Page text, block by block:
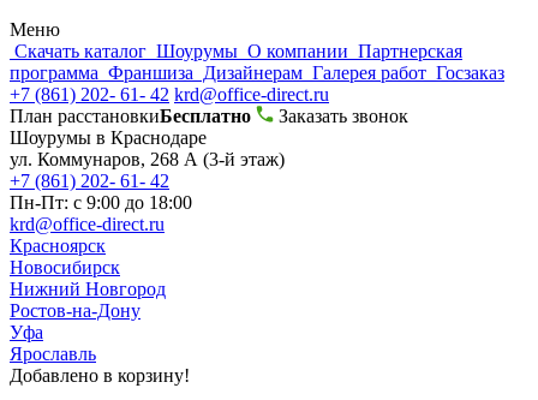
Меню
Скачать каталог Шоурумы О компании Партнерская
программа Франшиза Дизайнерам Галерея работ Госзаказ
+7 (861) 202- 61- 42 krd@office-direct.ru
План расстановкиБесплатно
Заказать звонок
Шоурумы в Краснодаре
ул. Коммунаров, 268 А (3-й этаж)
+7 (861) 202- 61- 42
Пн-Пт: с 9:00 до 18:00
krd@office-direct.ru
Красноярск
Новосибирск
Нижний Новгород
Ростов-на-Дону
Уфа
Ярославль
Добавлено в корзину!